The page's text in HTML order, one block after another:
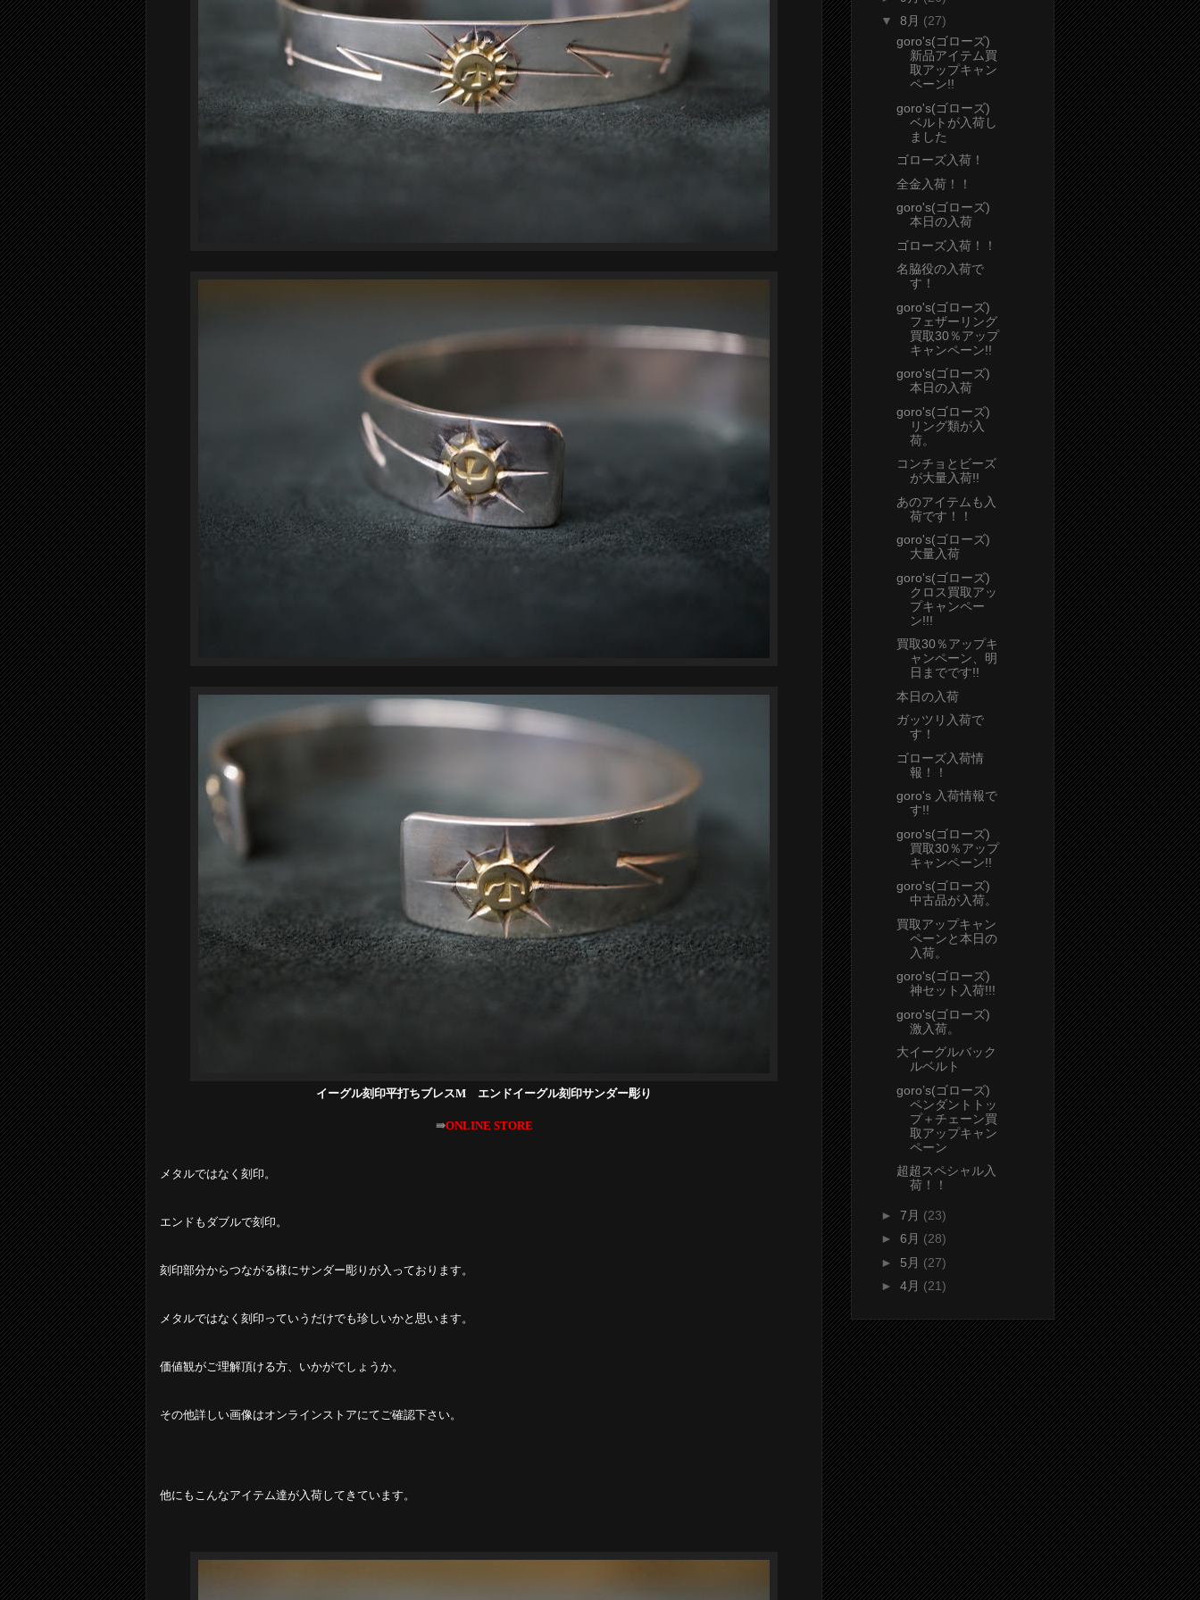
イーグル刻印平打ちブレスM エンドイーグル刻印サンダー彫り
⇛ONLINE STORE
メタルではなく刻印。
エンドもダブルで刻印。
刻印部分からつながる様にサンダー彫りが入っております。
メタルではなく刻印っていうだけでも珍しいかと思います。
価値観がご理解頂ける方、いかがでしょうか。
その他詳しい画像はオンラインストアにてご確認下さい。
他にもこんなアイテム達が入荷してきています。
▼ 8月 (27)
goro's(ゴローズ)
新品アイテム買
取アップキャン
ペーン!!
goro's(ゴローズ)
ベルトが入荷し
ました
ゴローズ入荷！
全金入荷！！
goro's(ゴローズ)
本日の入荷
ゴローズ入荷！！
名脇役の入荷で
す！
goro's(ゴローズ)
フェザーリング
買取30％アップ
キャンペーン!!
goro's(ゴローズ)
本日の入荷
goro's(ゴローズ)
リング類が入
荷。
コンチョとビーズ
が大量入荷!!
あのアイテムも入
荷です！！
goro's(ゴローズ)
大量入荷
goro's(ゴローズ)
クロス買取アッ
プキャンペー
ン!!!
買取30％アップキ
ャンペーン、明
日までです!!
本日の入荷
ガッツリ入荷で
す！
ゴローズ入荷情
報！！
goro's 入荷情報で
す!!
goro's(ゴローズ)
買取30％アップ
キャンペーン!!
goro's(ゴローズ)
中古品が入荷。
買取アップキャン
ペーンと本日の
入荷。
goro's(ゴローズ)
神セット入荷!!!
goro's(ゴローズ)
激入荷。
大イーグルバック
ルベルト
goro’s(ゴローズ)
ペンダントトッ
プ＋チェーン買
取アップキャン
ペーン
超超スペシャル入
荷！！
► 7月 (23)
► 6月 (28)
► 5月 (27)
► 4月 (21)